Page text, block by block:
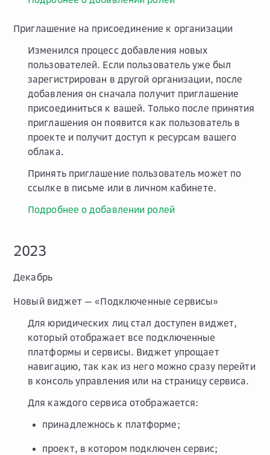
Приглашение на присоединение к организации
Изменился процесс добавления новых
пользователей. Если пользователь уже был
зарегистрирован в другой организации, после
добавления он сначала получит приглашение
присоединиться к вашей. Только после принятия
приглашения он появится как пользователь в
проекте и получит доступ к ресурсам вашего
облака.
Принять приглашение пользователь может по
ссылке в письме или в личном кабинете.
Подробнее о добавлении ролей
2023
Декабрь
Новый виджет — «Подключенные сервисы»
Для юридических лиц стал доступен виджет,
который отображает все подключенные
платформы и сервисы. Виджет упрощает
навигацию, так как из него можно сразу перейти
в консоль управления или на страницу сервиса.
Для каждого сервиса отображается:
принадлежнось к платформе;
проект, в котором подключен сервис;